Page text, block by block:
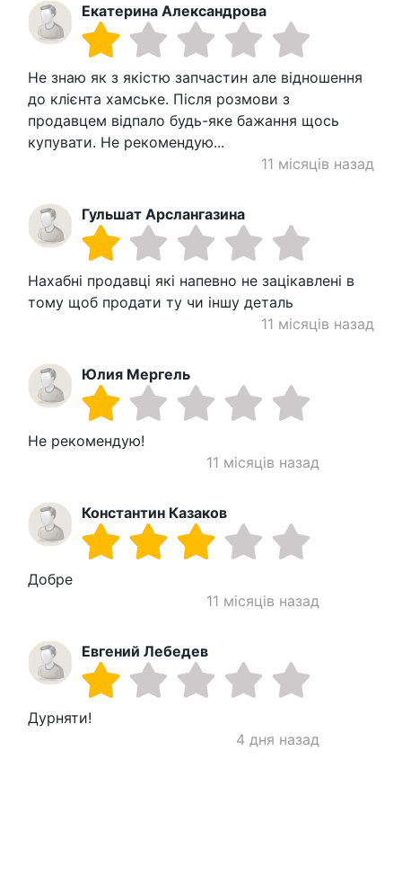
Екатерина Александрова
Не знаю як з якістю запчастин але відношення
до клієнта хамське. Після розмови з
продавцем відпало будь-яке бажання щось
купувати. Не рекомендую...
11 місяців назад
Гульшат Арслангазина
Нахабні продавці які напевно не зацікавлені в
тому щоб продати ту чи іншу деталь
11 місяців назад
Юлия Мергель
Не рекомендую!
11 місяців назад
Константин Казаков
Добре
11 місяців назад
Евгений Лебедев
Дурняти!
4 дня назад